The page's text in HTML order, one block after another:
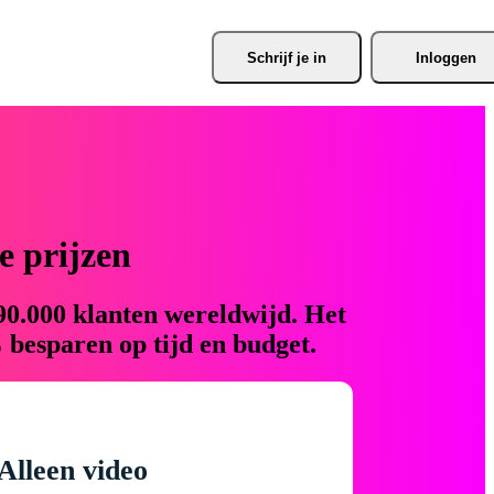
Schrijf je in Inloggen
prijzen
klanten wereldwijd. Het
op tijd en budget.
video